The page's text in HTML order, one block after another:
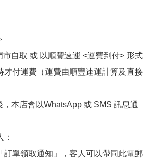
市自取 或 以順豐速運 <運費到付> 形式
才付運費（運費由順豐速運計算及直接
本店會以WhatsApp 或 SMS 訊息通
訂單領取通知」，客人可以帶同此電郵